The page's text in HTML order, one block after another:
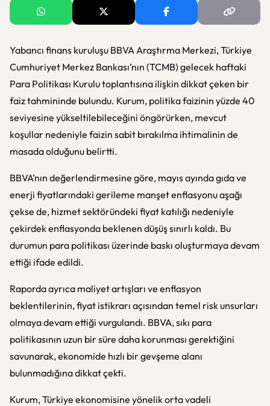
Yabancı finans kuruluşu BBVA Araştırma Merkezi, Türkiye
Cumhuriyet Merkez Bankası’nın (TCMB) gelecek haftaki
Para Politikası Kurulu toplantısına ilişkin dikkat çeken bir
faiz tahmininde bulundu. Kurum, politika faizinin yüzde 40
seviyesine yükseltilebileceğini öngörürken, mevcut
koşullar nedeniyle faizin sabit bırakılma ihtimalinin de
masada olduğunu belirtti.
BBVA’nın değerlendirmesine göre, mayıs ayında gıda ve
enerji fiyatlarındaki gerileme manşet enflasyonu aşağı
çekse de, hizmet sektöründeki fiyat katılığı nedeniyle
çekirdek enflasyonda beklenen düşüş sınırlı kaldı. Bu
durumun para politikası üzerinde baskı oluşturmaya devam
ettiği ifade edildi.
Raporda ayrıca maliyet artışları ve enflasyon
beklentilerinin, fiyat istikrarı açısından temel risk unsurları
olmaya devam ettiği vurgulandı. BBVA, sıkı para
politikasının uzun bir süre daha korunması gerektiğini
savunarak, ekonomide hızlı bir gevşeme alanı
bulunmadığına dikkat çekti.
Kurum, Türkiye ekonomisine yönelik orta vadeli